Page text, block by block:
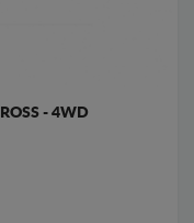
- 4WD